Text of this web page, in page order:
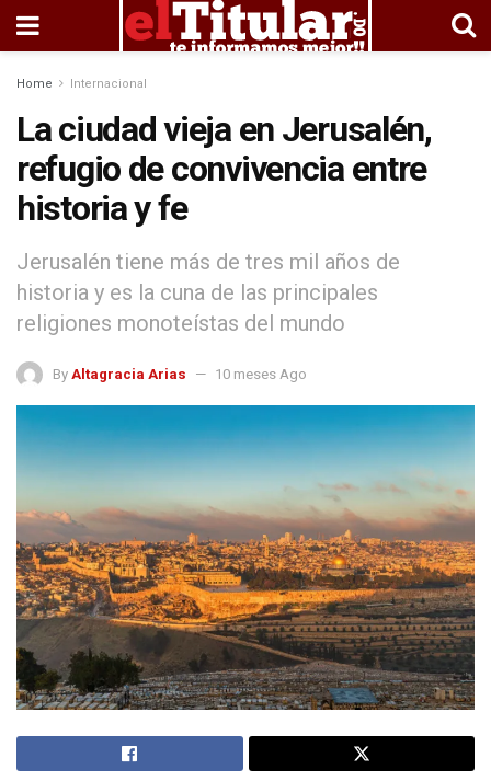
Home Internacional
La ciudad vieja en Jerusalén,
refugio de convivencia entre
historia y fe
Jerusalén tiene más de tres mil años de
historia y es la cuna de las principales
religiones monoteístas del mundo
By Altagracia Arias 10 meses Ago